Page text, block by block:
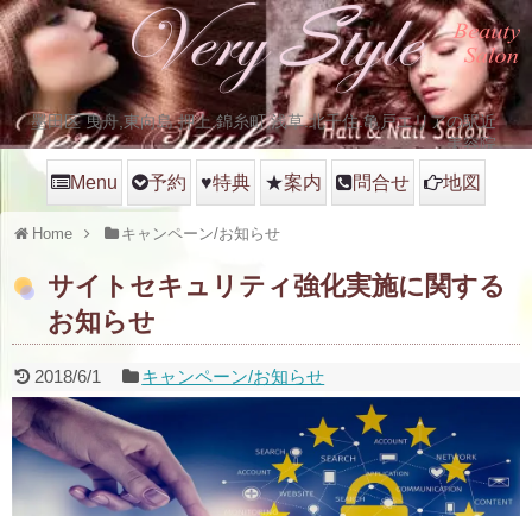
墨田区 曳舟,東向島.押上.錦糸町,浅草.北千住.亀戸エリアの駅近
美容院
Menu 予約 ♥特典 ★案内 問合せ 地図
Home キャンペーン/お知らせ
サイトセキュリティ強化実施に関する
お知らせ
2018/6/1 キャンペーン/お知らせ